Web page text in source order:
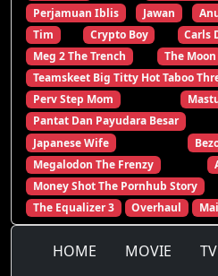
Perjamuan Iblis
Jawan
Tim
Crypto Boy Carls
Meg 2 The Trench
The Moon
Teamskeet Big Titty Hot Taboo
Perv Step Mom
Pantat Dan Payudara Besar
Japanese Wife
Megalodon The Frenzy
Money Shot The Pornhub Story
The Equalizer 3
Overhaul
HOME MOVIE